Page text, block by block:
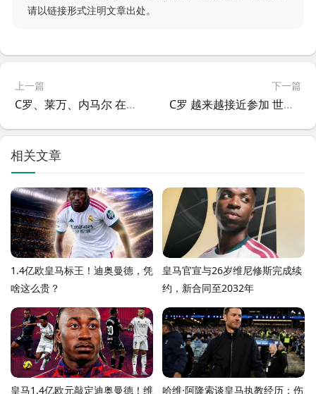
请以链接形式注明文章出处。
上一篇
C罗、莱万、内马尔 在三家不同的俱乐部都至少打进100球
下一篇
C罗 越来越接近参加 世俱杯？
相关文章
1.4亿欧皇马标王！迪奥曼德，凭
啥这么贵？
皇马官宣与26岁维尼修斯完成续
约，新合同至2032年
皇马1.4亿欧元敲定迪奥曼德！维
哈维·阿隆索谈皇马执教经历：伤